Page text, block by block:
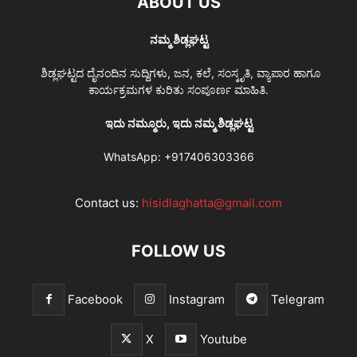
ನಮ್ಮ ಶಿಡ್ಲಘಟ್ಟ
ಶಿಡ್ಲಘಟ್ಟದ ದೈನಂದಿನ ಸುದ್ದಿಗಳು, ಜನ, ಕಲೆ, ಸಂಸ್ಕೃತಿ, ವ್ಯಾಪಾರ ಹಾಗೂ
ಕಾರ್ಯಕ್ರಮಗಳ ಕುರಿತು ಸಂಪೂರ್ಣ ಮಾಹಿತಿ.
ಇದು ನಮ್ಮೂರು, ಇದು ನಮ್ಮ ಶಿಡ್ಲಘಟ್ಟ
WhatsApp: +917406303366
Contact us: hisidlaghatta@gmail.com
FOLLOW US
Facebook Instagram Telegram
X Youtube